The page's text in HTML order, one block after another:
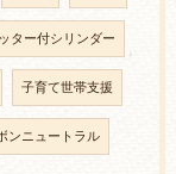
ター付シリンダー
子育て世帯支援
ンニュートラル